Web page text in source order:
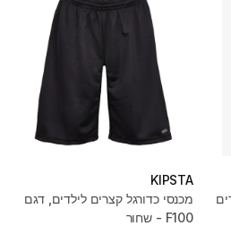
KIPSTA
מכנסי כדורגל קצרים לילדים, דגם
F100 - שחור